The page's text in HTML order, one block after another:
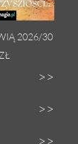
2026/30